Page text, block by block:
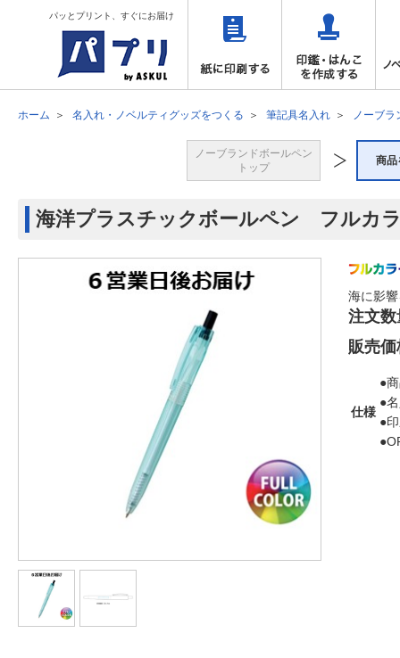
パッとプリント、すぐにお届け
ホーム 名入れ・ノベルティグッズをつくる 筆記具名入れ ノーブラ
ノーブランドボールペン
トップ
商品
海洋プラスチックボールペン フルカ
海に影
注文数
販売価
仕様
●
●
●